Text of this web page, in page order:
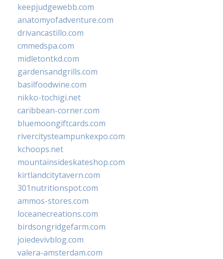
keepjudgewebb.com
anatomyofadventure.com
drivancastillo.com
cmmedspa.com
midletontkd.com
gardensandgrills.com
basilfoodwine.com
nikko-tochigi.net
caribbean-corner.com
bluemoongiftcards.com
rivercitysteampunkexpo.com
kchoops.net
mountainsideskateshop.com
kirtlandcitytavern.com
301nutritionspot.com
ammos-stores.com
loceanecreations.com
birdsongridgefarm.com
joiedevivblog.com
valera-amsterdam.com